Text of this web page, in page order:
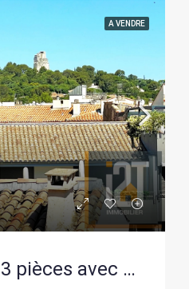
A VENDRE
Appartement 3 pièces avec vue sur la Tour Magne à Nîmes